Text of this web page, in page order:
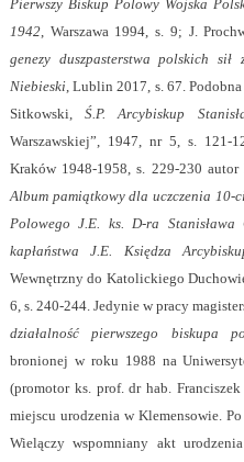
Pierwszy Biskup Polowy Wojska
1942, Warszawa 1994, s. 9; J.
genezy duszpasterstwa polskich sił
Niebieski, Lublin 2017, s. 67.
Sitkowski,Ś.P. Arcybiskup
Warszawskiej”, 1947, nr 5, s. 121-
Kraków 1948-1958, s. 229-230
Album pamiątkowy dla uczczenia 10-
Polowego J.E. ks. D-ra Stanisława
kapłaństwa J.E. Księdza
Wewnętrzny do Katolickiego
6, s. 240-244. Jedynie w pracy
działalność pierwszego biskupa
bronionej w roku 1988 na
(promotor ks. prof. dr hab.
miejscu urodzenia w Klemensowie.
Wielączy wspomniany akt